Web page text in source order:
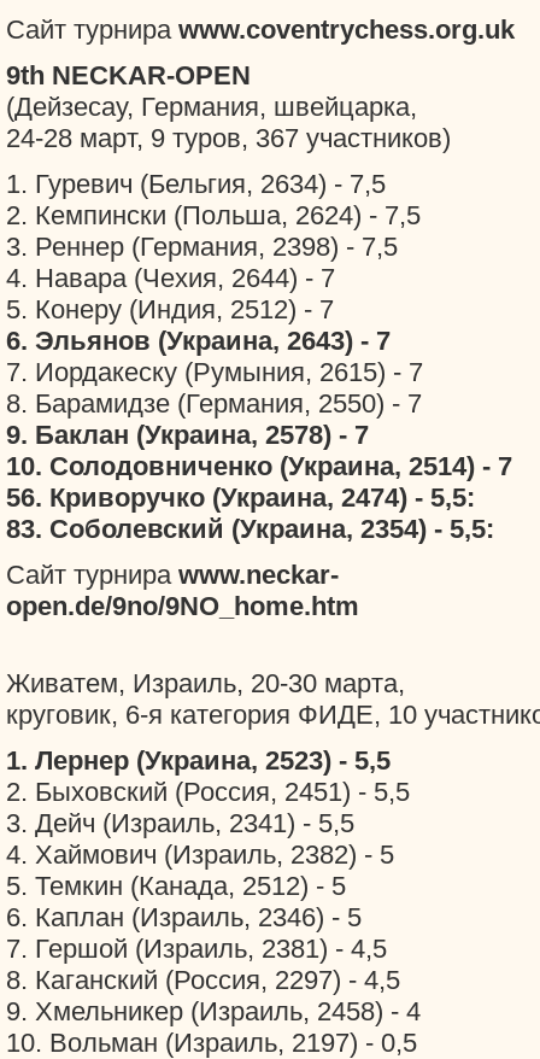
Сайт турнира www.coventrychess.org.uk
9th NECKAR-OPEN
(Дейзесау, Германия, швейцарка,
24-28 март, 9 туров, 367 участников)
1. Гуревич (Бельгия, 2634) - 7,5
2. Кемпински (Польша, 2624) - 7,5
3. Реннер (Германия, 2398) - 7,5
4. Навара (Чехия, 2644) - 7
5. Конеру (Индия, 2512) - 7
6. Эльянов (Украина, 2643) - 7
7. Иордакеску (Румыния, 2615) - 7
8. Барамидзе (Германия, 2550) - 7
9. Баклан (Украина, 2578) - 7
10. Солодовниченко (Украина, 2514) - 7
56. Криворучко (Украина, 2474) - 5,5:
83. Соболевский (Украина, 2354) - 5,5:
Сайт турнира www.neckar-
open.de/9no/9NO_home.htm
Живатем, Израиль, 20-30 марта,
круговик, 6-я категория ФИДЕ, 10
1. Лернер (Украина, 2523) - 5,5
2. Быховский (Россия, 2451) - 5,5
3. Дейч (Израиль, 2341) - 5,5
4. Хаймович (Израиль, 2382) - 5
5. Темкин (Канада, 2512) - 5
6. Каплан (Израиль, 2346) - 5
7. Гершой (Израиль, 2381) - 4,5
8. Каганский (Россия, 2297) - 4,5
9. Хмельникер (Израиль, 2458) - 4
10. Вольман (Израиль, 2197) - 0,5